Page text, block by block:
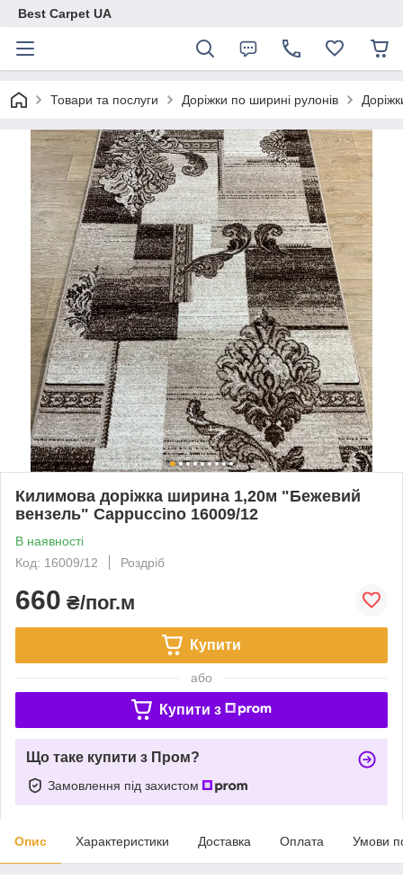
Best Carpet UA
Товари та послуги Доріжки по ширині рулонів
Килимова доріжка ширина 1,20м "Бежевий
вензель" Cappuccino 16009/12
В наявності
Код: 16009/12
Роздріб
660 ₴/пог.м
Купити
або
Купити з
Що таке купити з Пром?
Замовлення під захистом
Опис Характеристики Доставка Оплата Умови